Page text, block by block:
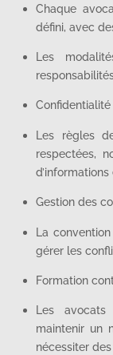
Chaque
défini, avec
Les
Confidentialité
Les règles
respectées,
Gestion des
La
gérer les
Formation
Les
maintenir un
nécessiter